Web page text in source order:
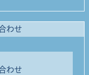
わせ
わせ